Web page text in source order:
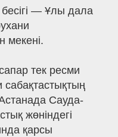
— Ұлы дала
мекені.
тек ресми
сабақтастықтың
Астанада Сауда-
жөніндегі
қарсы